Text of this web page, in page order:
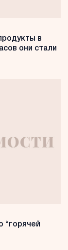
в
они стали
“горячей